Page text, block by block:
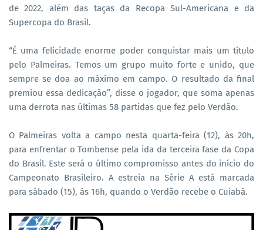
de 2022, além das taças da Recopa Sul-Americana e da
Supercopa do Brasil.
“É uma felicidade enorme poder conquistar mais um título
pelo Palmeiras. Temos um grupo muito forte e unido, que
sempre se doa ao máximo em campo. O resultado da final
premiou essa dedicação”, disse o jogador, que soma apenas
uma derrota nas últimas 58 partidas que fez pelo Verdão.
O Palmeiras volta a campo nesta quarta-feira (12), às 20h,
para enfrentar o Tombense pela ida da terceira fase da Copa
do Brasil. Este será o último compromisso antes do início do
Campeonato Brasileiro. A estreia na Série A está marcada
para sábado (15), às 16h, quando o Verdão recebe o Cuiabá.